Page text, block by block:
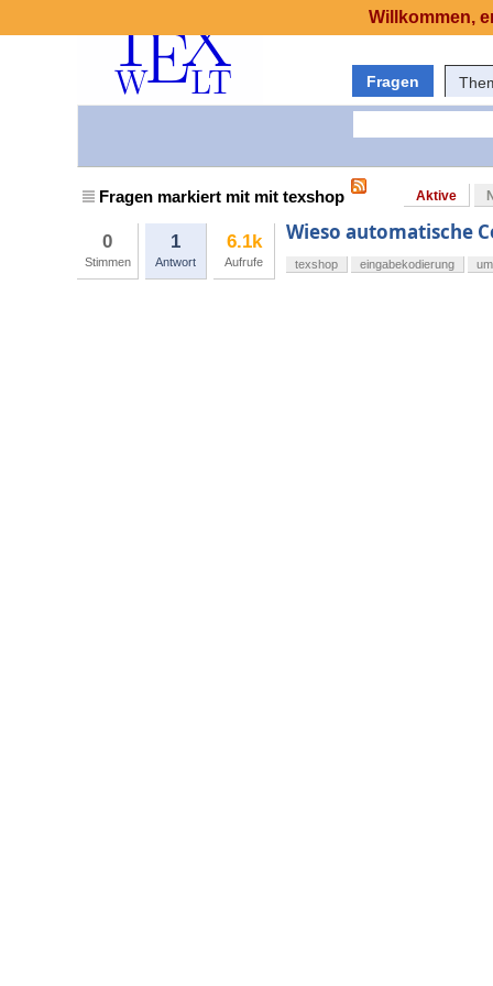
Fragen
Fragen markiert mit mit texshop Aktive
0
Stimmen
1
Antwort
6.1k
Aufrufe
Wieso automatische
texshop eingabekodierung
Willkommen,